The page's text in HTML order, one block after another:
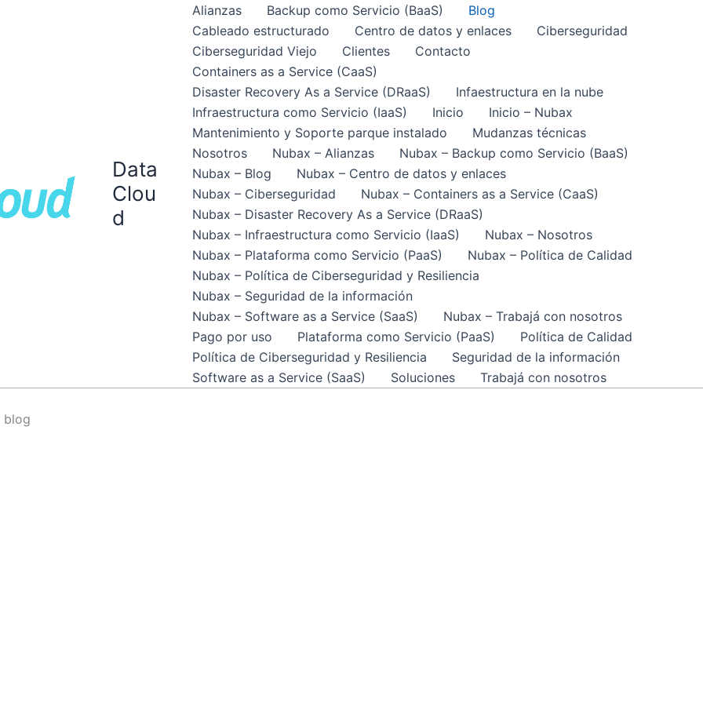
Data
Clou
d
Alianzas Backup como Servicio (BaaS)
Blog
Cableado estructurado
Centro de datos y enlaces
Ciberseguridad
Ciberseguridad Viejo
Clientes
Contacto
Containers as a Service (CaaS)
Disaster Recovery As a Service (DRaaS)
Infaestructura en la nube
Infraestructura como Servicio (IaaS)
Inicio
Inicio – Nubax
Mantenimiento y Soporte parque instalado
Mudanzas técnicas
Nosotros
Nubax – Alianzas
Nubax – Backup como Servicio (BaaS)
Nubax – Blog
Nubax – Centro de datos y enlaces
Nubax – Ciberseguridad
Nubax – Containers as a Service (CaaS)
Nubax – Disaster Recovery As a Service (DRaaS)
Nubax – Infraestructura como Servicio (IaaS)
Nubax – Nosotros
Nubax – Plataforma como Servicio (PaaS)
Nubax – Política de Calidad
Nubax – Política de Ciberseguridad y Resiliencia
Nubax – Seguridad de la información
Nubax – Software as a Service (SaaS)
Nubax – Trabajá con nosotros
Pago por uso
Plataforma como Servicio (PaaS)
Política de Calidad
Política de Ciberseguridad y Resiliencia
Seguridad de la información
Software as a Service (SaaS)
Soluciones
Trabajá con nosotros
blog